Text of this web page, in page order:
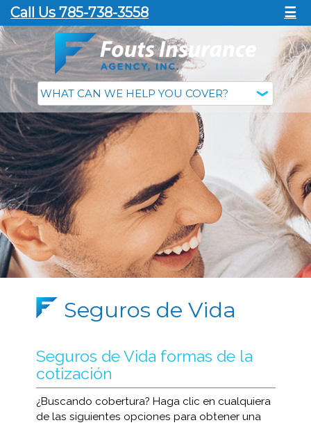
Call Us 785-738-3558 ☰
Seguros de Vida
Seguros de Vida formas de la
cotización
¿Buscando cobertura? Haga clic en cualquiera
de las siguientes opciones para obtener una